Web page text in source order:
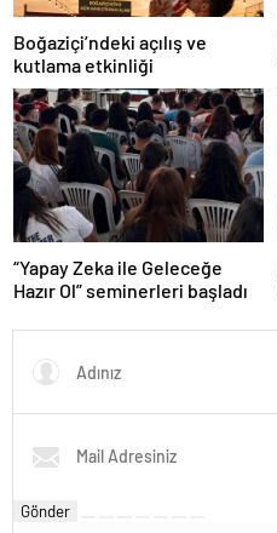
Boğaziçi’ndeki açılış ve
kutlama etkinliği
“Yapay Zeka ile Geleceğe
Hazır Ol” seminerleri başladı
Gönder